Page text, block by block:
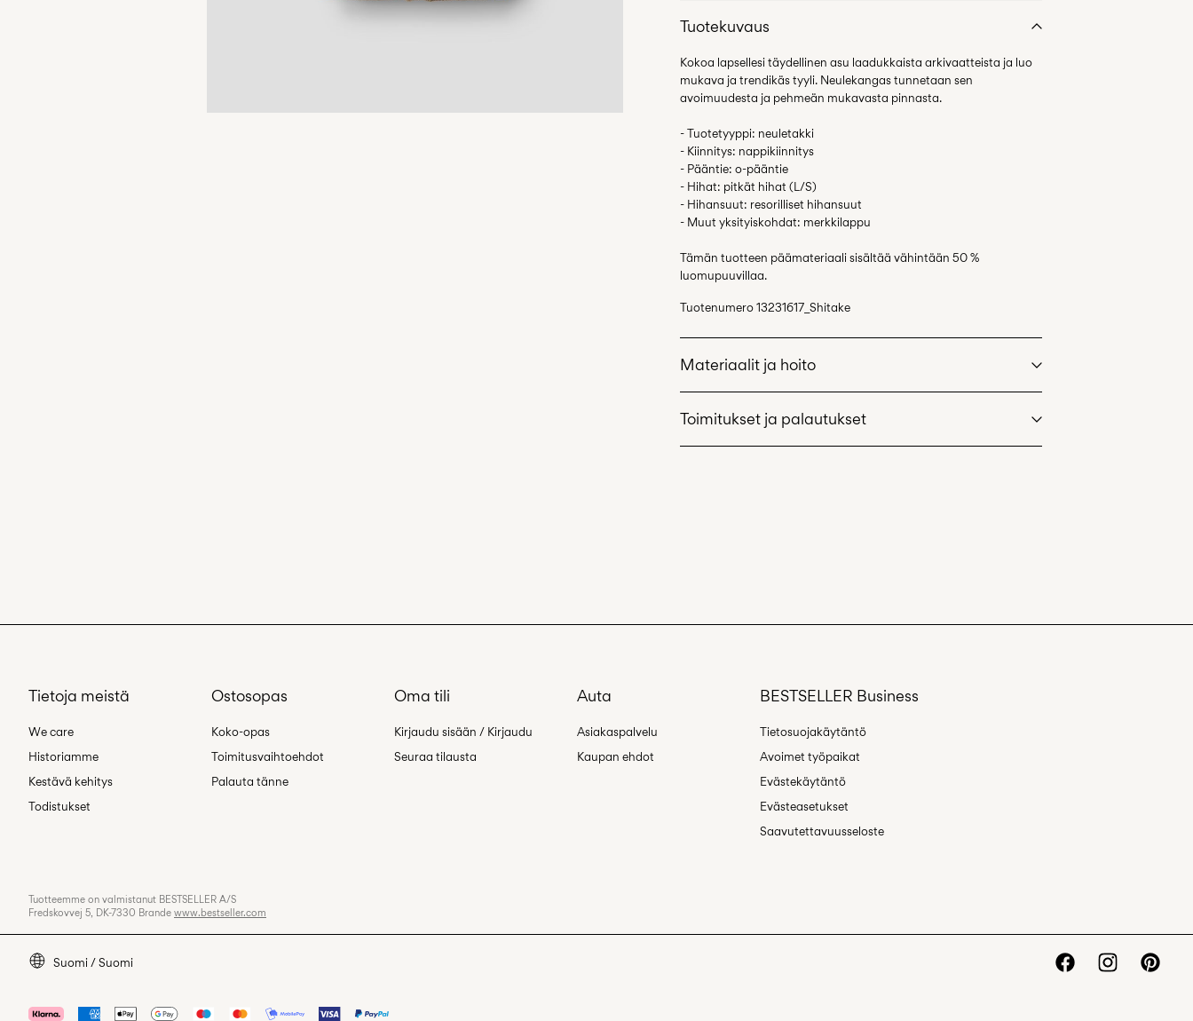
Tuotekuvaus
Kokoa lapsellesi täydellinen asu laadukkaista arkivaatteista ja luo
mukava ja trendikäs tyyli. Neulekangas tunnetaan sen
avoimuudesta ja pehmeän mukavasta pinnasta.
- Tuotetyyppi: neuletakki
- Kiinnitys: nappikiinnitys
- Pääntie: o-pääntie
- Hihat: pitkät hihat (L/S)
- Hihansuut: resorilliset hihansuut
- Muut yksityiskohdat: merkkilappu
Tämän tuotteen päämateriaali sisältää vähintään 50 %
luomupuuvillaa.
Tuotenumero13231617_Shitake
Materiaalit ja hoito
Toimitukset ja palautukset
Tietoja meistä
We care
Historiamme
Kestävä kehitys
Todistukset
Ostosopas
Koko-opas
Toimitusvaihtoehdot
Palauta tänne
Oma tili
Kirjaudu sisään / Kirjaudu
Seuraa tilausta
Auta
Asiakaspalvelu
Kaupan ehdot
BESTSELLER Business
Tietosuojakäytäntö
Avoimet työpaikat
Evästekäytäntö
Evästeasetukset
Saavutettavuusseloste
Tuotteemme on valmistanut BESTSELLER A/S
Fredskovvej 5, DK-7330 Brande www.bestseller.com
Suomi / Suomi